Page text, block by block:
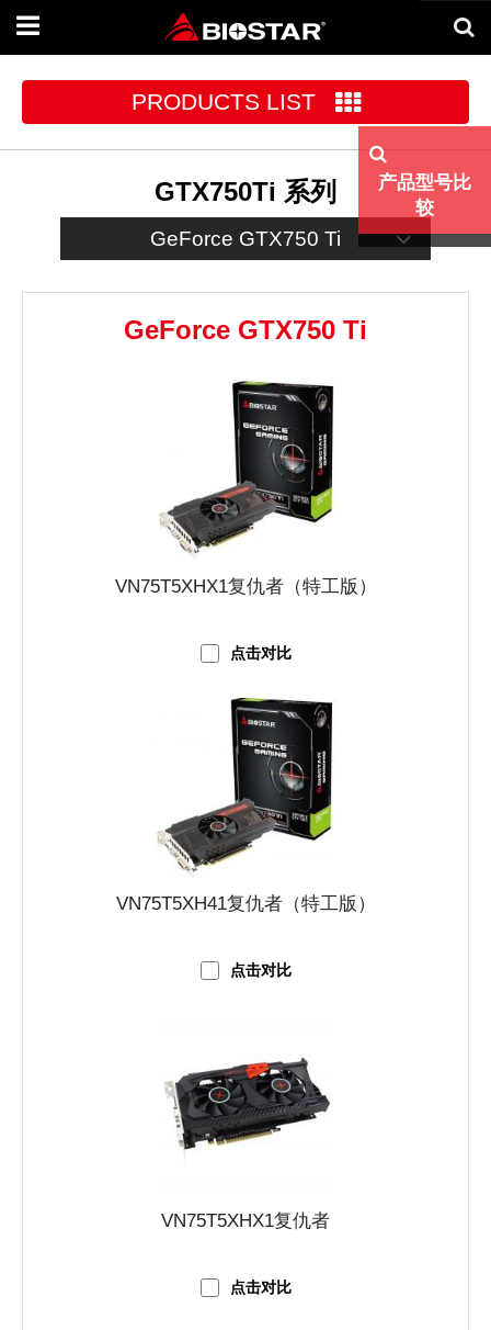
Toggle
产品型号比
较
PRODUCTS LIST
GTX750Ti 系列
GeForce GTX750 Ti
GeForce GTX750 Ti
VN75T5XHX1复仇者（特工版）
点击对比
VN75T5XH41复仇者（特工版）
点击对比
VN75T5XHX1复仇者
点击对比